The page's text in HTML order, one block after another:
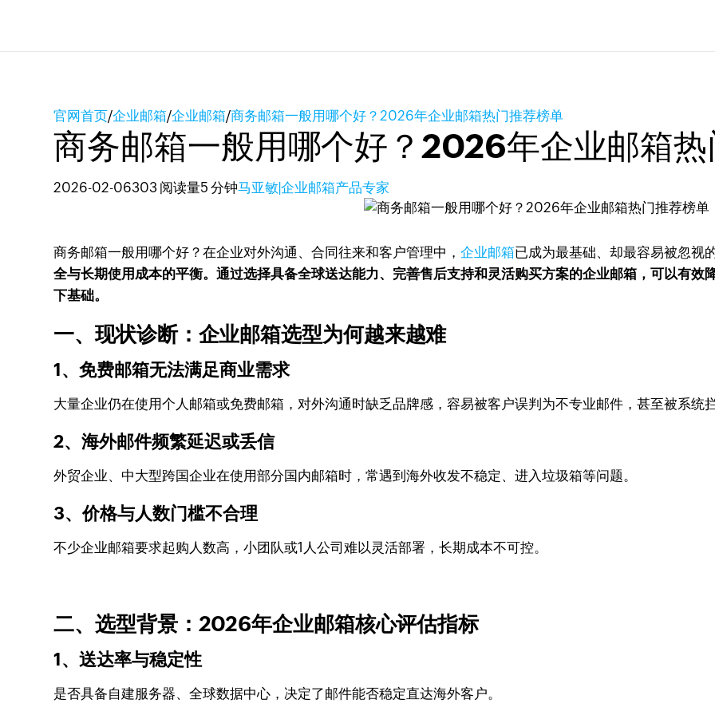
官网首页/企业邮箱/企业邮箱/商务邮箱一般用哪个好？2026年企业邮箱热门推荐榜单
商务邮箱一般用哪个好？2026年企业邮箱
2026-02-06303 阅读量5 分钟马亚敏|企业邮箱产品专家
商务邮箱一般用哪个好？在企业对外沟通、合同往来和客户管理中，企业邮箱已成为最基础、却最容易被忽视
全与长期使用成本的平衡。通过选择具备全球送达能力、完善售后支持和灵活购买方案的企业邮箱，可以有效
下基础。
一、现状诊断：企业邮箱选型为何越来越难
1、免费邮箱无法满足商业需求
大量企业仍在使用个人邮箱或免费邮箱，对外沟通时缺乏品牌感，容易被客户误判为不专业邮件，甚至被系统
2、海外邮件频繁延迟或丢信
外贸企业、中大型跨国企业在使用部分国内邮箱时，常遇到海外收发不稳定、进入垃圾箱等问题。
3、价格与人数门槛不合理
不少企业邮箱要求起购人数高，小团队或1人公司难以灵活部署，长期成本不可控。
二、选型背景：2026年企业邮箱核心评估指标
1、送达率与稳定性
是否具备自建服务器、全球数据中心，决定了邮件能否稳定直达海外客户。